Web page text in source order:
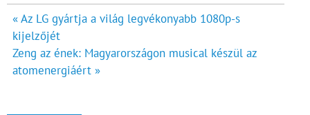
Bejegyzés
navigáció
« Az LG gyártja a világ legvékonyabb 1080p-s
kijelzőjét
Zeng az ének: Magyarországon musical készül az
atomenergiáért »